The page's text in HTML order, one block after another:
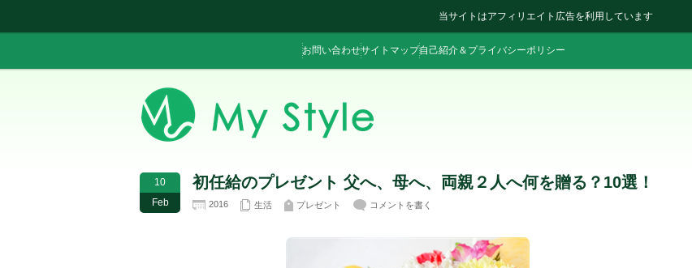
当サイトはアフィリエイト広告を利用しています
お問い合わせサイトマップ自己紹介＆プライバシーポリシー
10
Feb
初任給のプレゼント 父へ、母へ、両親２人へ何を贈る？10選！
2016 生活 プレゼント コメントを書く